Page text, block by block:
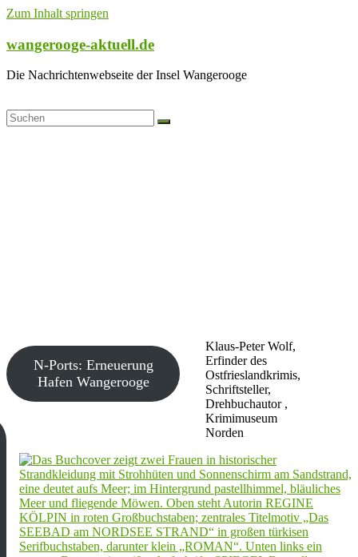
Zum Inhalt springen
wangerooge-aktuell.de
Die Nachrichtenwebseite der Insel Wangerooge
Klaus-Peter Wolf,
Erfinder des
Ostfrieslandkrimis,
Schriftsteller,
Drehbuchautor ,
Krimimuseum
Norden
N-Ports: Erneuerung
Hafen Wangerooge